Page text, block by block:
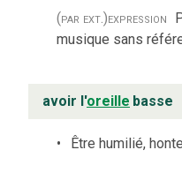
(par ext.)expression
musique sans
avoir l'oreille basse
Être humilié,